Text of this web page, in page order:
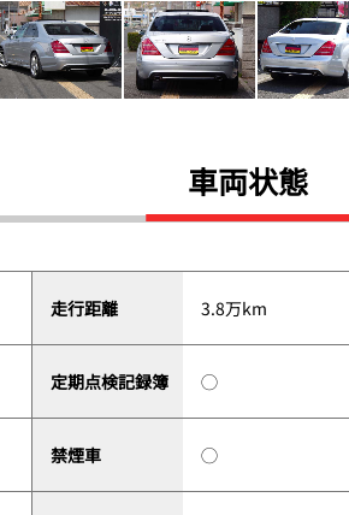
車両状態
走行距離 3.8万km
定期点検記録簿 ◯
禁煙車 ◯